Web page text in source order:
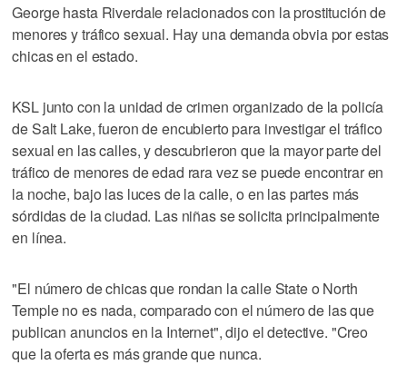
George hasta Riverdale relacionados con la prostitución de
menores y tráfico sexual. Hay una demanda obvia por estas
chicas en el estado.
KSL junto con la unidad de crimen organizado de la policía
de Salt Lake, fueron de encubierto para investigar el tráfico
sexual en las calles, y descubrieron que la mayor parte del
tráfico de menores de edad rara vez se puede encontrar en
la noche, bajo las luces de la calle, o en las partes más
sórdidas de la ciudad. Las niñas se solicita principalmente
en línea.
"El número de chicas que rondan la calle State o North
Temple no es nada, comparado con el número de las que
publican anuncios en la Internet", dijo el detective. "Creo
que la oferta es más grande que nunca.